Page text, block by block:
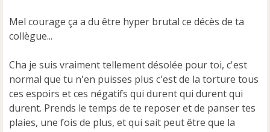
n
l
Mel courage ça a du être hyper brutal ce décès de ta
collègue...
Cha je suis vraiment tellement désolée pour toi, c'est
normal que tu n'en puisses plus c'est de la torture tous
ces espoirs et ces négatifs qui durent qui durent qui
durent. Prends le temps de te reposer et de panser tes
plaies, une fois de plus, et qui sait peut être que la